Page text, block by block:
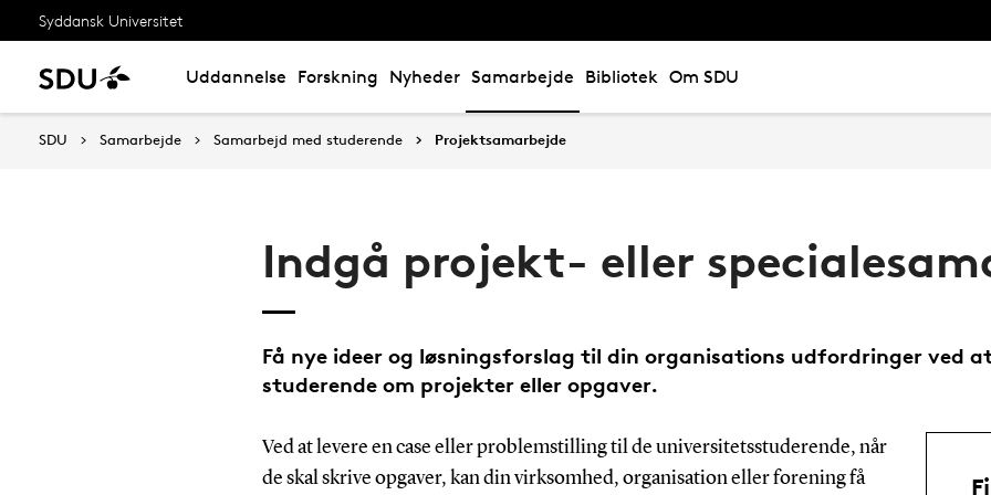
Syddansk Universitet
Uddannelse Forskning Nyheder Samarbejde Bibliotek Om SDU
SDU Samarbejde Samarbejd med studerende Projektsamarbejde
Indgå projekt- eller
Få nye ideer og løsningsforslag til din organisations udfordringer ved
studerende om projekter eller opgaver.
Ved at levere en case eller problemstilling til de universitetsstuderende, når
de skal skrive opgaver, kan din virksomhed, organisation eller forening få